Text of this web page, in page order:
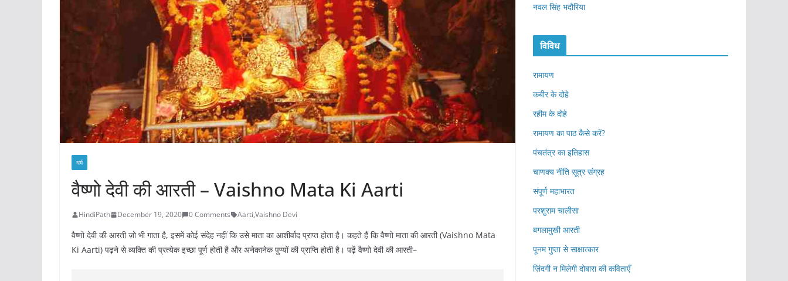
धर्म
वैष्णो देवी की आरती – Vaishno Mata Ki Aarti
HindiPath December 19, 2020 0 Comments Aarti,Vaishno Devi
वैष्णो देवी की आरती जो भी गाता है, इसमें कोई संदेह नहीं कि उसे माता का आशीर्वाद प्राप्त होता है। कहते हैं कि वैष्णो माता की आरती (Vaishno Mata
Ki Aarti) पढ़ने से व्यक्ति की प्रत्येक इच्छा पूर्ण होती है और अनेकानेक पुण्यों की प्राप्ति होती है। पढ़ें वैष्णो देवी की आरती–
नवल सिंह भदौरिया
विविध
रामायण
कबीर के दोहे
रहीम के दोहे
रामायण का पाठ कैसे करें?
पंचतंत्र का इतिहास
चाणक्य नीति सूत्र संग्रह
संपूर्ण महाभारत
परशुराम चालीसा
बगलामुखी आरती
पूनम गुप्ता से साक्षात्कार
ज़िंदगी न मिलेगी दोबारा की कविताएँ